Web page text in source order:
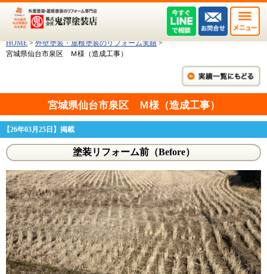
HOME > 外壁塗装・屋根塗装のリフォーム実績 >
宮城県仙台市泉区 Ｍ様（造成工事）
宮城県仙台市泉区 Ｍ様（造成工事）
【26年03月25日】掲載
塗装リフォーム前（Before）